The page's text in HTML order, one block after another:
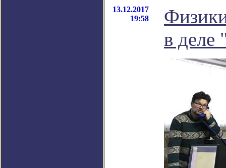
13.12.2017
19:58
в деле